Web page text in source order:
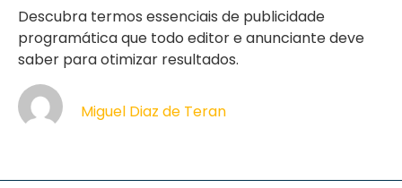
Descubra termos essenciais de publicidade
programática que todo editor e anunciante deve
saber para otimizar resultados.
Miguel Diaz de Teran